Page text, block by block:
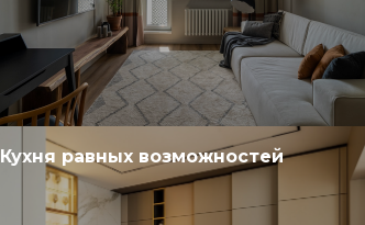
Кухня равных возможностей